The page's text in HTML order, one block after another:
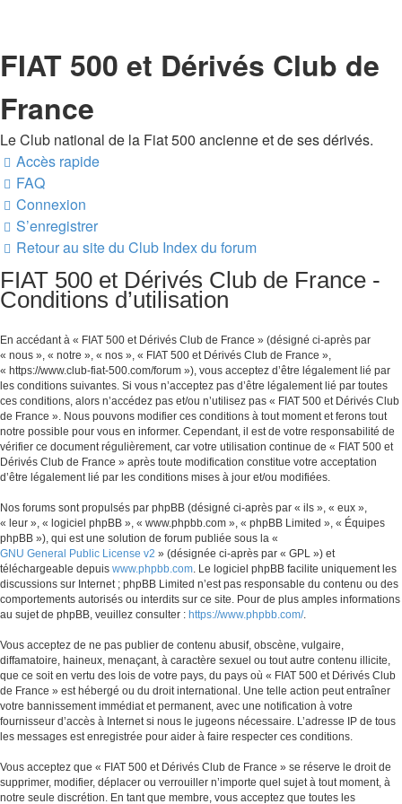
FIAT 500 et Dérivés Club de
France
Le Club national de la Fiat 500 ancienne et de ses dérivés.
Accès rapide
FAQ
Connexion
S’enregistrer
Retour au site du Club Index du forum
FIAT 500 et Dérivés Club de France -
Conditions d’utilisation
En accédant à « FIAT 500 et Dérivés Club de France » (désigné ci-après par
« nous », « notre », « nos », « FIAT 500 et Dérivés Club de France »,
« https://www.club-fiat-500.com/forum »), vous acceptez d’être légalement lié par
les conditions suivantes. Si vous n’acceptez pas d’être légalement lié par toutes
ces conditions, alors n’accédez pas et/ou n’utilisez pas « FIAT 500 et Dérivés Club
de France ». Nous pouvons modifier ces conditions à tout moment et ferons tout
notre possible pour vous en informer. Cependant, il est de votre responsabilité de
vérifier ce document régulièrement, car votre utilisation continue de « FIAT 500 et
Dérivés Club de France » après toute modification constitue votre acceptation
d’être légalement lié par les conditions mises à jour et/ou modifiées.
Nos forums sont propulsés par phpBB (désigné ci-après par « ils », « eux »,
« leur », « logiciel phpBB », « www.phpbb.com », « phpBB Limited », « Équipes
phpBB »), qui est une solution de forum publiée sous la «
GNU General Public License v2 » (désignée ci-après par « GPL ») et
téléchargeable depuis www.phpbb.com. Le logiciel phpBB facilite uniquement les
discussions sur Internet ; phpBB Limited n’est pas responsable du contenu ou des
comportements autorisés ou interdits sur ce site. Pour de plus amples informations
au sujet de phpBB, veuillez consulter : https://www.phpbb.com/.
Vous acceptez de ne pas publier de contenu abusif, obscène, vulgaire,
diffamatoire, haineux, menaçant, à caractère sexuel ou tout autre contenu illicite,
que ce soit en vertu des lois de votre pays, du pays où « FIAT 500 et Dérivés Club
de France » est hébergé ou du droit international. Une telle action peut entraîner
votre bannissement immédiat et permanent, avec une notification à votre
fournisseur d’accès à Internet si nous le jugeons nécessaire. L’adresse IP de tous
les messages est enregistrée pour aider à faire respecter ces conditions.
Vous acceptez que « FIAT 500 et Dérivés Club de France » se réserve le droit de
supprimer, modifier, déplacer ou verrouiller n’importe quel sujet à tout moment, à
notre seule discrétion. En tant que membre, vous acceptez que toutes les